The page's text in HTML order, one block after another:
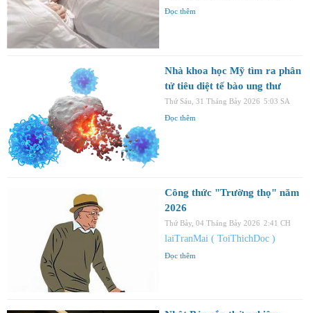
Đọc thêm
Nhà khoa học Mỹ tìm ra phân
tử tiêu diệt tế bào ung thư
Thứ Sáu, 31 Tháng Bảy 2026 5:03 SA
Đọc thêm
Công thức "Trường thọ" năm
2026
Thứ Bảy, 04 Tháng Bảy 2026 2:41 CH
laiTranMai ( ToiThichDoc )
Đọc thêm